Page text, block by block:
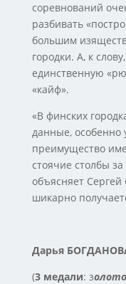
соревнований
разбивать
большим
городки. А, к
единственную
«кайф».
«В финских
данные, особенно
преимущество
стоячие столбы
объясняет
шикарно
Дарья
(3 медали: з